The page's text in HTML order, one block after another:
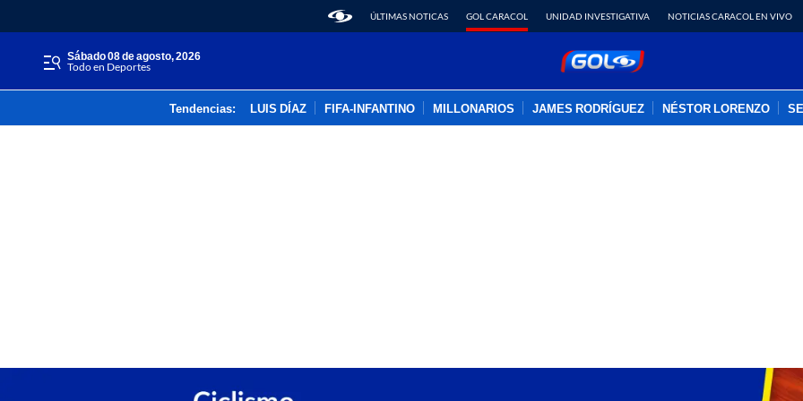
ÚLTIMAS NOTICAS GOL CARACOL UNIDAD INVESTIGATIVA NOTICIAS CARACOL EN VIVO
sábado 08 de agosto, 2026
Todo en Deportes
Tendencias: LUIS DÍAZ FIFA-INFANTINO MILLONARIOS JAMES RODRÍGUEZ NÉSTOR LORENZO